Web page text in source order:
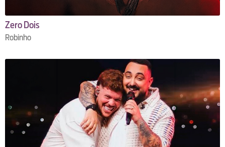
Zero Dois
Robinho